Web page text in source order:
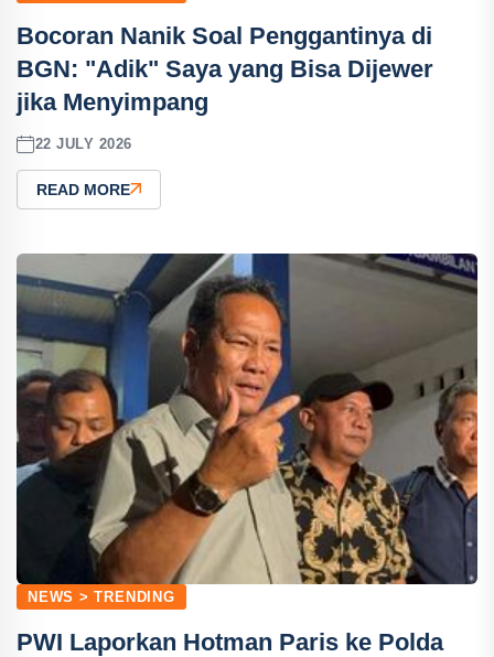
Bocoran Nanik Soal Penggantinya di
BGN: "Adik" Saya yang Bisa Dijewer
jika Menyimpang
22 JULY 2026
READ MORE
NEWS > TRENDING
PWI Laporkan Hotman Paris ke Polda